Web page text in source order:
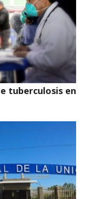
tuberculosis en